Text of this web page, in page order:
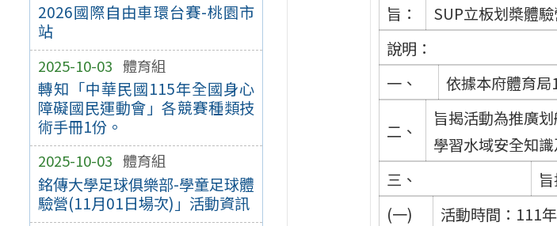
2026國際自由車環台賽-桃園市
站
2025-10-03 體育組
轉知「中華民國115年全國身心
障礙國民運動會」各競賽種類技
術手冊1份。
2025-10-03 體育組
銘傳大學足球俱樂部-學童足球體
驗營(11月01日場次)」活動資訊
旨：
SUP立板划槳體
說明：
一、
依據本府體育
二、
旨揭活動為推廣
學習水域安全知
三、
(一)
活動時間：111